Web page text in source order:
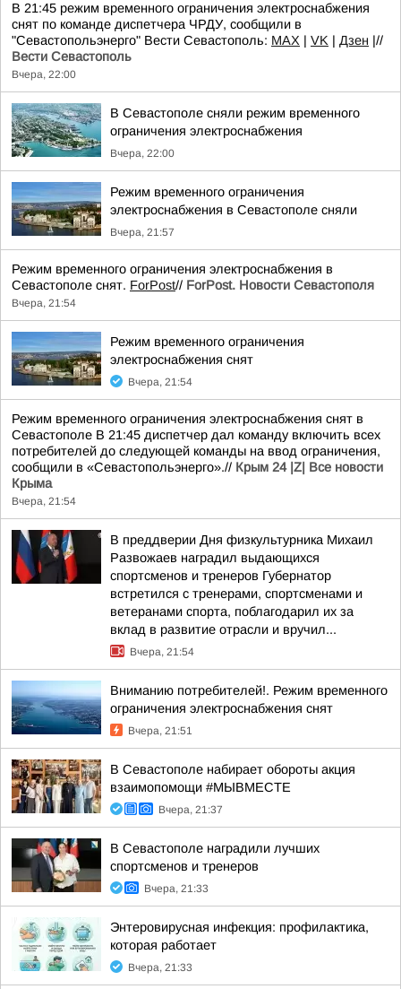
В 21:45 режим временного ограничения электроснабжения
снят по команде диспетчера ЧРДУ, сообщили в
"Севастопольэнерго" Вести Севастополь: MAX | VK | Дзен |//
Вести Севастополь
Вчера, 22:00
В Севастополе сняли режим временного
ограничения электроснабжения
Вчера, 22:00
Режим временного ограничения
электроснабжения в Севастополе сняли
Вчера, 21:57
Режим временного ограничения электроснабжения в
Севастополе снят. ForPost// ForPost. Новости Севастополя
Вчера, 21:54
Режим временного ограничения
электроснабжения снят
Вчера, 21:54
Режим временного ограничения электроснабжения снят в
Севастополе В 21:45 диспетчер дал команду включить всех
потребителей до следующей команды на ввод ограничения,
сообщили в «Севастопольэнерго».// Крым 24 |Z| Все новости
Крыма
Вчера, 21:54
В преддверии Дня физкультурника Михаил
Развожаев наградил выдающихся
спортсменов и тренеров Губернатор
встретился с тренерами, спортсменами и
ветеранами спорта, поблагодарил их за
вклад в развитие отрасли и вручил...
Вчера, 21:54
Вниманию потребителей!. Режим временного
ограничения электроснабжения снят
Вчера, 21:51
В Севастополе набирает обороты акция
взаимопомощи #МЫВМЕСТЕ
Вчера, 21:37
В Севастополе наградили лучших
спортсменов и тренеров
Вчера, 21:33
Энтеровирусная инфекция: профилактика,
которая работает
Вчера, 21:33